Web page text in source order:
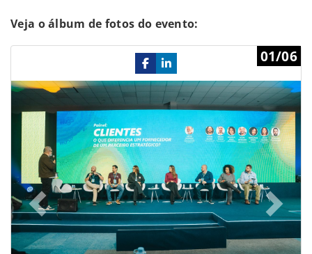
Veja o álbum de fotos do evento:
01/06
Previous